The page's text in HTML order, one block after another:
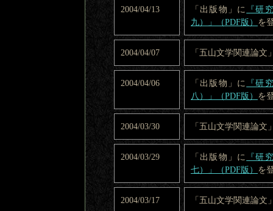
2004/04/13 「出版物」に
『研
九）」（PDF版） を
2004/04/07 「五山文学関連論文
2004/04/06 「出版物」に
『研
八）」（PDF版） を
2004/03/30 「五山文学関連論文
2004/03/29 「出版物」に
『研
七）」（PDF版） を
2004/03/17 「五山文学関連論文